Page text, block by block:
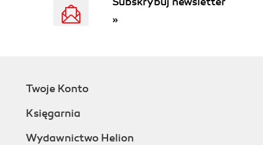
czterokolorowego (93)
Retuszowanie za pomocą narzędzia Clone Stamp
Korzystanie z narzędzia Spot Healing Brush
(Punktowy pędzel korygujący) (101)
»
Twoje Konto
Księgarnia
Wydawnictwo Helion